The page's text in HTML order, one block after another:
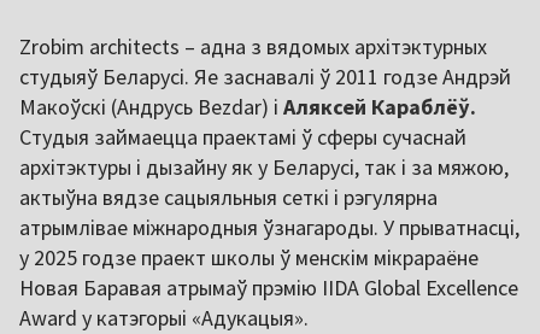
Zrobim architects – адна з вядомых архітэктурных
студыяў Беларусі. Яе заснавалі ў 2011 годзе Андрэй
Макоўскі (Андрусь Bezdar) і Аляксей Караблёў.
Студыя займаецца праектамі ў сферы сучаснай
архітэктуры і дызайну як у Беларусі, так і за мяжою,
актыўна вядзе сацыяльныя сеткі і рэгулярна
атрымлівае міжнародныя ўзнагароды. У прыватнасці,
у 2025 годзе праект школы ў менскім мікрараёне
Новая Баравая атрымаў прэмію IIDA Global Excellence
Award у катэгорыі «Адукацыя».